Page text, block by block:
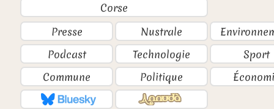
Corse
Presse
Nustrale
Podcast
Technologie
Sport
Commune
Politique